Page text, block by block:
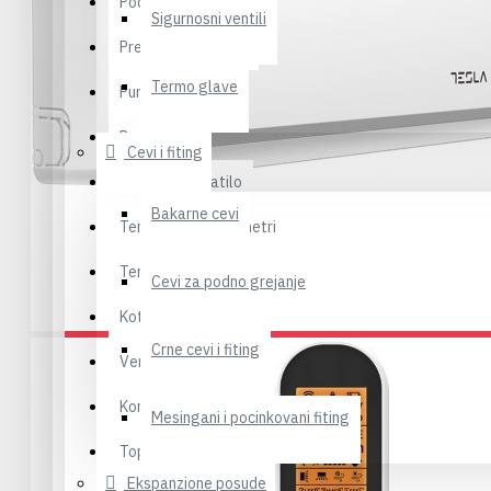
Pretvarači napona
Pumpe
Radijatori
Sušači za kupatilo
Termometri Manometri
Termostati senzori
Kotlovi
Ventili
Kontrolni sat za gas
Toplotne pumpe
Sigurnosni ventili
Termo glave
Cevi i fiting
Bakarne cevi
Cevi za podno grejanje
Crne cevi i fiting
Mesingani i pocinkovani fiting
Ekspanzione posude